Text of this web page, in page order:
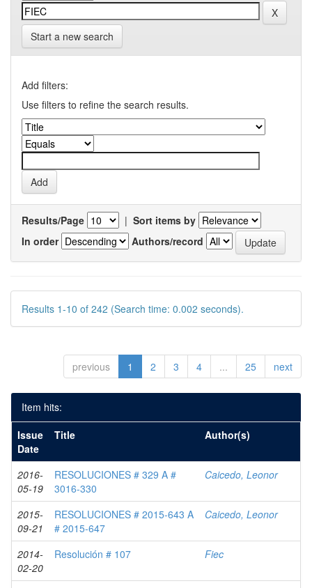
Start a new search
Add filters:
Use filters to refine the search results.
Results/Page | Sort items by
In order
Authors/record
Results 1-10 of 242 (Search time: 0.002 seconds).
previous 1 2 3 4 ... 25 next
Item hits:
Issue
Date
Title Author(s)
2016-
05-19
RESOLUCIONES # 329 A #
3016-330
Caicedo, Leonor
2015-
09-21
RESOLUCIONES # 2015-643 A
# 2015-647
Caicedo, Leonor
2014-
02-20
Resolución # 107 Fiec